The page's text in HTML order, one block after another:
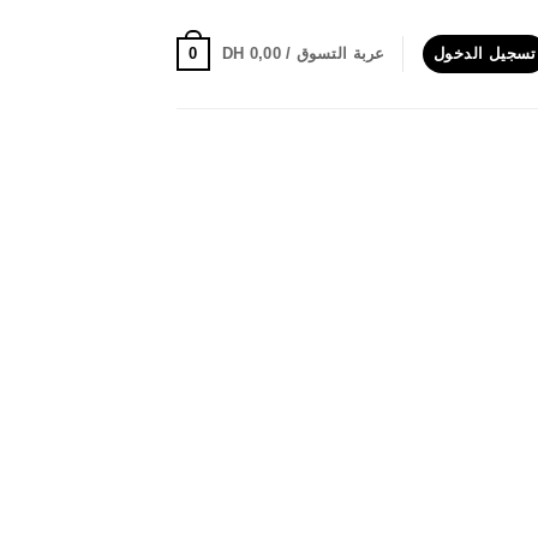
تسجيل الدخول عربة التسوق / DH 0,00
0